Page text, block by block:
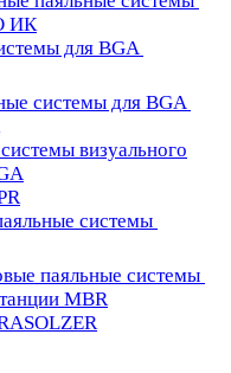
ИК
для BGA
системы для BGA
визуального
системы
паяльные системы
MBR